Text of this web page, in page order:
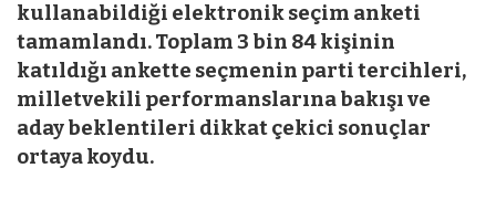
kullanabildiği elektronik seçim anketi
tamamlandı. Toplam 3 bin 84 kişinin
katıldığı ankette seçmenin parti tercihleri,
milletvekili performanslarına bakışı ve
aday beklentileri dikkat çekici sonuçlar
ortaya koydu.